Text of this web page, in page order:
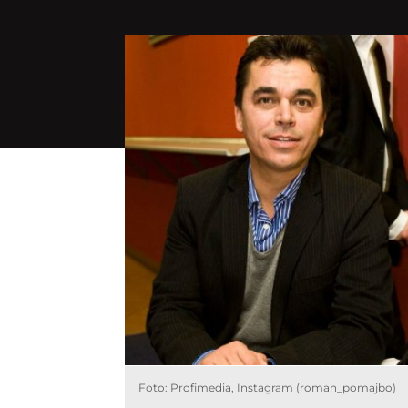
Foto: Profimedia, Instagram (roman_pomajbo)